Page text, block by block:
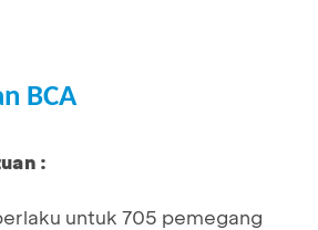
BCA
:
untuk 705 pemegang